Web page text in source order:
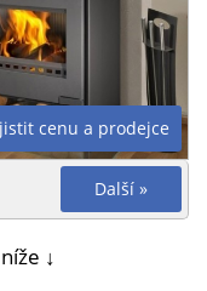
cenu a prodejce
Další »
↓